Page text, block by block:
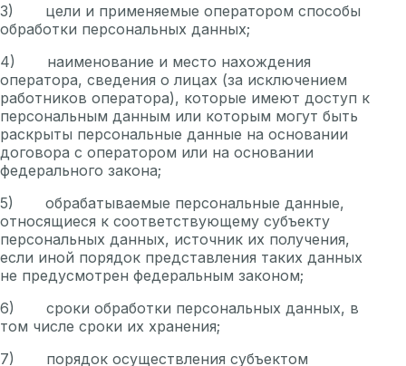
3) цели и применяемые оператором способы
обработки персональных данных;
4) наименование и место нахождения
оператора, сведения о лицах (за исключением
работников оператора), которые имеют доступ к
персональным данным или которым могут быть
раскрыты персональные данные на основании
договора с оператором или на основании
федерального закона;
5) обрабатываемые персональные данные,
относящиеся к соответствующему субъекту
персональных данных, источник их получения,
если иной порядок представления таких данных
не предусмотрен федеральным законом;
6) сроки обработки персональных данных, в
том числе сроки их хранения;
7) порядок осуществления субъектом